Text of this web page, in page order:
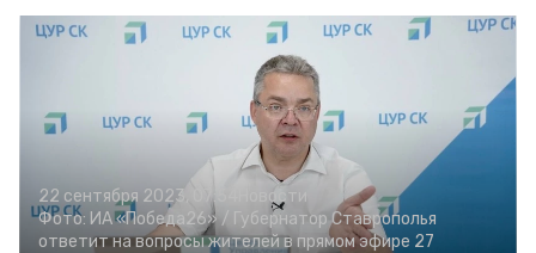
22 сентября 2023, 07:54
Новости
Фото: ИА «Победа26» / Губернатор Ставрополья
ответит на вопросы жителей в прямом эфире 27